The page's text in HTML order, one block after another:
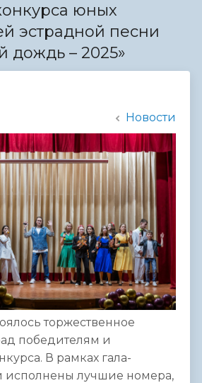
юных
эстрадной песни
дождь – 2025»
Новости
торжественное
победителям и
В рамках гала-
исполнены лучшие номера,